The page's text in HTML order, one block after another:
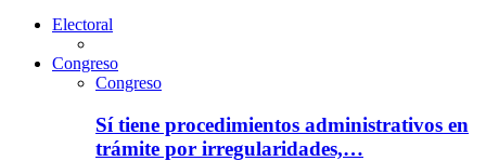
Electoral
Congreso
Congreso
Sí tiene procedimientos administrativos en
trámite por irregularidades,…